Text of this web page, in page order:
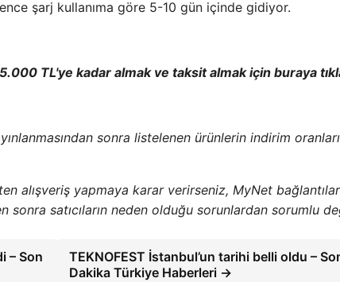
şarj kullanıma göre 5-10 gün içinde gidiyor.
TL'ye kadar almak ve taksit almak için buraya
sonra listelenen ürünlerin indirim
alışveriş yapmaya karar verirseniz, MyNet
satıcıların neden olduğu sorunlardan sorumlu
– Son
TEKNOFEST İstanbul’un tarihi belli oldu –
Dakika Türkiye Haberleri →